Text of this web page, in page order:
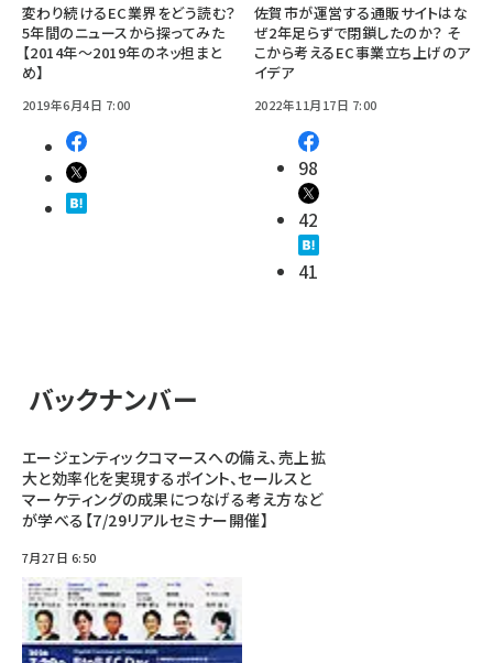
変わり続けるEC業界をどう読む？
5年間のニュースから探ってみた
【2014年～2019年のネッ担まと
め】
2019年6月4日 7:00
佐賀市が運営する通販サイトはな
ぜ2年足らずで閉鎖したのか？ そ
こから考えるEC事業立ち上げのア
イデア
2022年11月17日 7:00
98
42
41
バックナンバー
エージェンティックコマースへの備え、売上拡
大と効率化を実現するポイント、セールスと
マーケティングの成果につなげる考え方など
が学べる【7/29リアルセミナー開催】
7月27日 6:50